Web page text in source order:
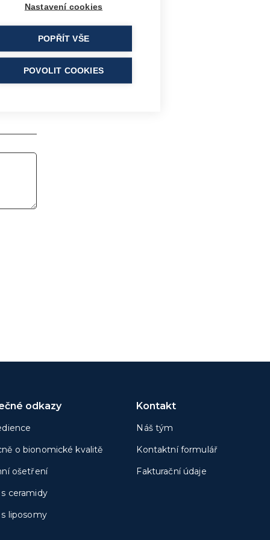
odkazy
o bionomické kvalitě
ošetření
ceramidy
s liposomy
Kontakt
Náš tým
Kontaktní formulář
Fakturační údaje
Nastavení cookies
POPŘÍT VŠE
POVOLIT COOKIES